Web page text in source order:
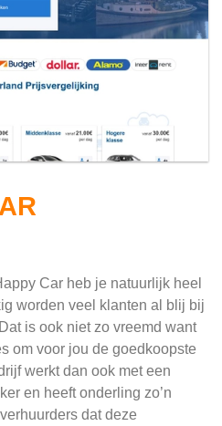
Car heb je natuurlijk heel
worden veel klanten al blij bij
is ook niet zo vreemd want
om voor jou de goedkoopste
werkt dan ook met een
en heeft onderling zo’n
dat deze